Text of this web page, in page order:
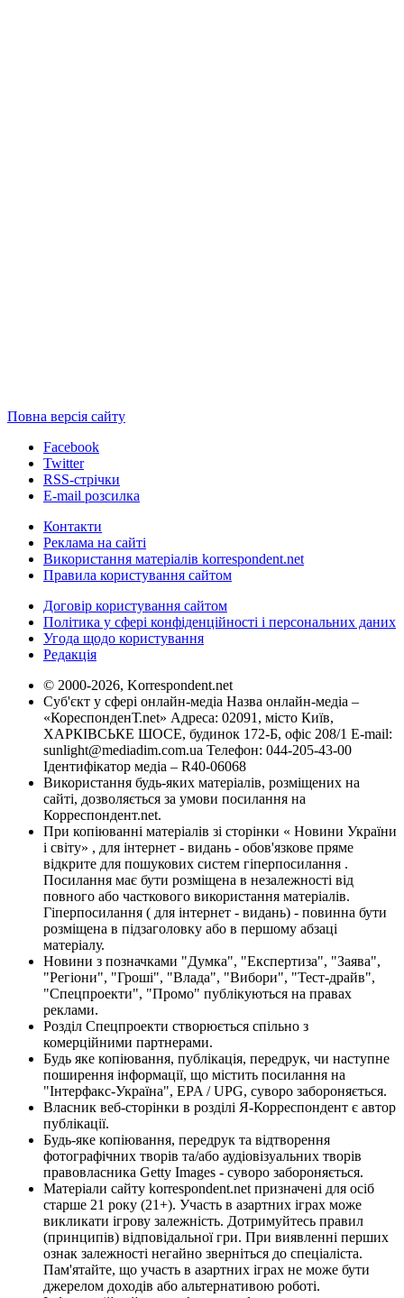
Повна версія сайту
Facebook
Twitter
RSS-стрічки
E-mail розсилка
Контакти
Реклама на сайті
Використання матеріалів korrespondent.net
Правила користування сайтом
Договір користування сайтом
Політика у сфері конфіденційності і персональних даних
Угода щодо користування
Редакція
© 2000-2026, Korrespondent.net
Суб'єкт у сфері онлайн-медіа Назва онлайн-медіа –
«КореспонденТ.net» Адреса: 02091, місто Київ,
ХАРКІВСЬКЕ ШОСЕ, будинок 172-Б, офіс 208/1 E-mail:
sunlight@mediadim.com.ua Телефон: 044-205-43-00
Ідентифікатор медіа – R40-06068
Використання будь-яких матеріалів, розміщених на
сайті, дозволяється за умови посилання на
Корреспондент.net.
При копіюванні матеріалів зі сторінки « Новини України
і світу» , для інтернет - видань - обов'язкове пряме
відкрите для пошукових систем гіперпосилання .
Посилання має бути розміщена в незалежності від
повного або часткового використання матеріалів.
Гіперпосилання ( для інтернет - видань) - повинна бути
розміщена в підзаголовку або в першому абзаці
матеріалу.
Новини з позначками "Думка", "Експертиза", "Заява",
"Регіони", "Гроші", "Влада", "Вибори", "Тест-драйв",
"Спецпроекти", "Промо" публікуються на правах
реклами.
Розділ Спецпроекти створюється спільно з
комерційними партнерами.
Будь яке копіювання, публікація, передрук, чи наступне
поширення інформації, що містить посилання на
"Інтерфакс-Україна", EPA / UPG, суворо забороняється.
Власник веб-сторінки в розділі Я-Корреспондент є автор
публікації.
Будь-яке копіювання, передрук та відтворення
фотографічних творів та/або аудіовізуальних творів
правовласника Getty Images - суворо забороняється.
Матеріали сайту korrespondent.net призначені для осіб
старше 21 року (21+). Участь в азартних іграх може
викликати ігрову залежність. Дотримуйтесь правил
(принципів) відповідальної гри. При виявленні перших
ознак залежності негайно зверніться до спеціаліста.
Пам'ятайте, що участь в азартних іграх не може бути
джерелом доходів або альтернативою роботі.